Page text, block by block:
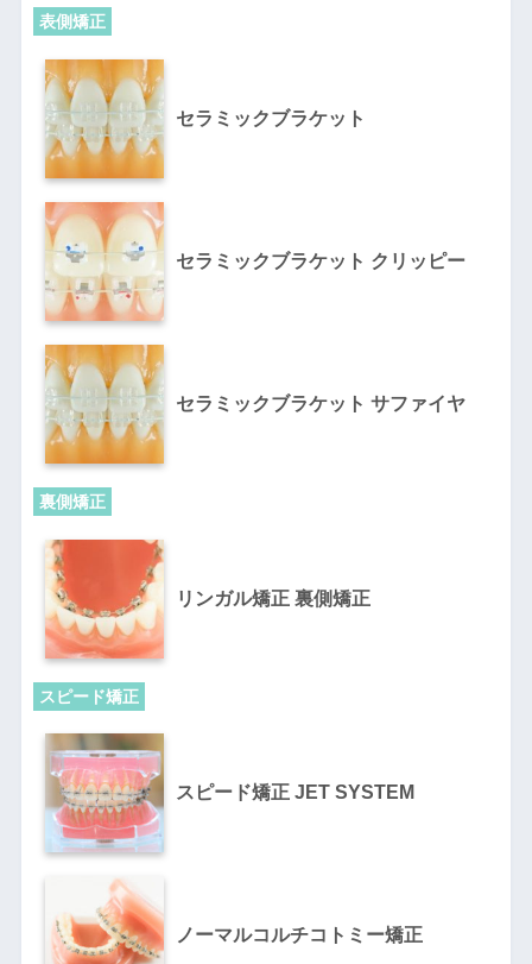
表側矯正
セラミックブラケット
セラミックブラケット クリッピー
セラミックブラケット サファイヤ
裏側矯正
リンガル矯正 裏側矯正
スピード矯正
スピード矯正 JET SYSTEM
ノーマルコルチコトミー矯正